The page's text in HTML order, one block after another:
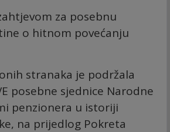
za posebnu
o hitnom povećanju
stranaka je podržala
posebne sjednice Narodne
penzionera u istoriji
na prijedlog Pokreta